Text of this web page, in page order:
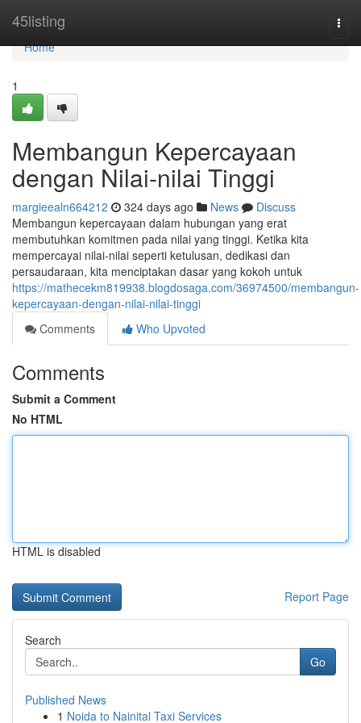
45listing
Home
Home
1
Membangun Kepercayaan
dengan Nilai-nilai Tinggi
margieealn664212 324 days ago News
Discuss
Membangun kepercayaan dalam hubungan yang erat
membutuhkan komitmen pada nilai yang tinggi. Ketika kita
mempercayai nilai-nilai seperti ketulusan, dedikasi dan
persaudaraan, kita menciptakan dasar yang kokoh untuk
https://mathecekm819938.blogdosaga.com/36974500/membangun-
kepercayaan-dengan-nilai-nilai-tinggi
Comments
Who Upvoted
Comments
Submit a Comment
No HTML
HTML is disabled
Report Page
Search
Go
Published News
1 Noida to Nainital Taxi Services